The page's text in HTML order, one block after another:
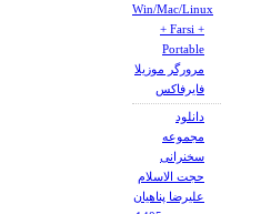
Win/Mac/Linux
+ Farsi +
Portable
مرورگر موزیلا
فایرفاکس
دانلود
مجموعه
سخنرانی
حجت الاسلام
علیرضا پناهیان